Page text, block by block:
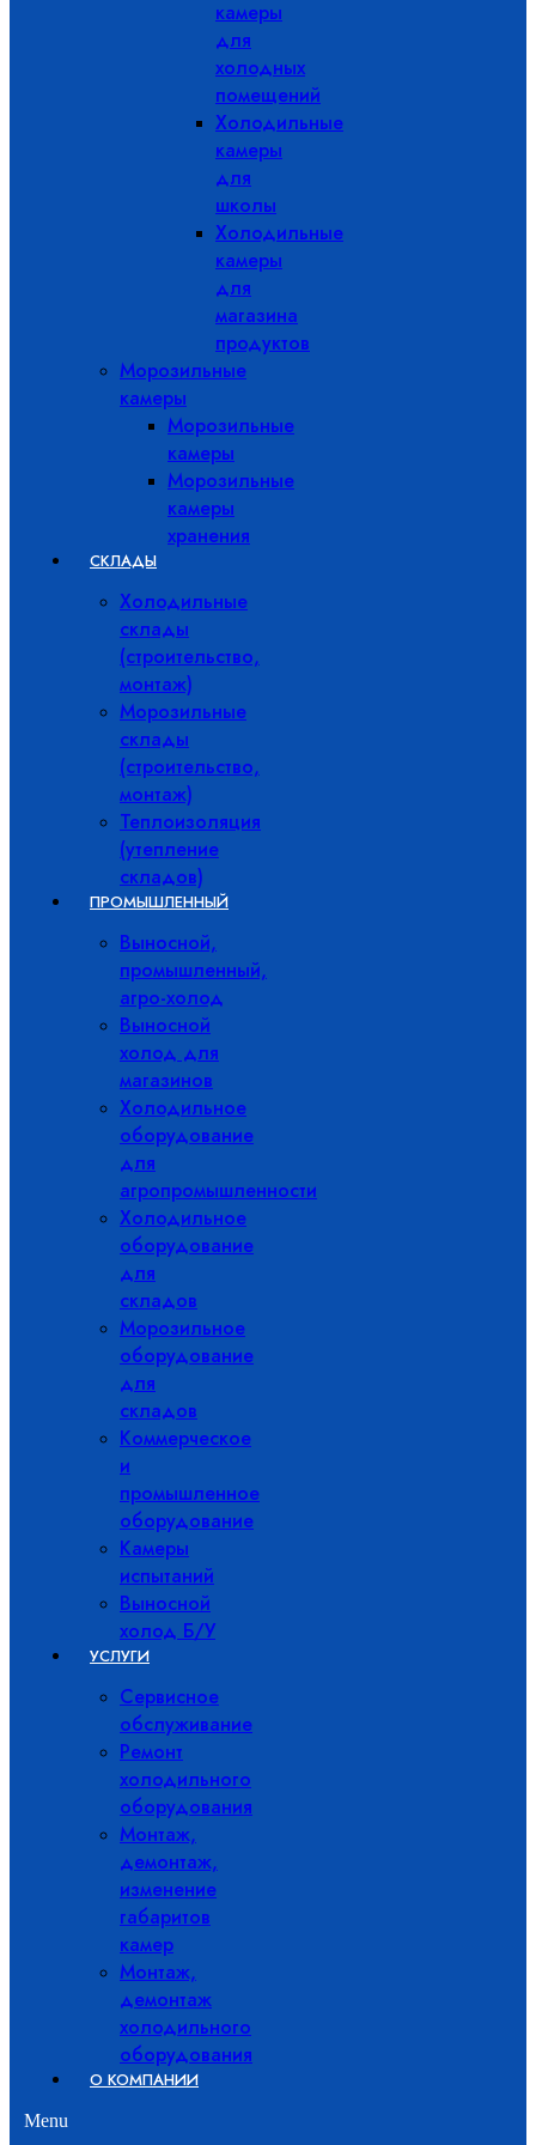
камеры
для
холодных
помещений
Холодильные
камеры
для
школы
Холодильные
камеры
для
магазина
продуктов
Морозильные
камеры
Морозильные
камеры
Морозильные
камеры
хранения
СКЛАДЫ
Холодильные
склады
(строительство,
монтаж)
Морозильные
склады
(строительство,
монтаж)
Теплоизоляция
(утепление
складов)
ПРОМЫШЛЕННЫЙ
Выносной,
промышленный,
агро-холод
Выносной
холод для
магазинов
Холодильное
оборудование
для
агропромышленности
Холодильное
оборудование
для
складов
Морозильное
оборудование
для
складов
Коммерческое
и
промышленное
оборудование
Камеры
испытаний
Выносной
холод Б/У
УСЛУГИ
Сервисное
обслуживание
Ремонт
холодильного
оборудования
Монтаж,
демонтаж,
изменение
габаритов
камер
Монтаж,
демонтаж
холодильного
оборудования
О КОМПАНИИ
Menu